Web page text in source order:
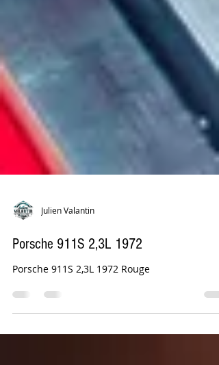
Julien Valantin
Porsche 911S 2,3L 1972
Porsche 911S 2,3L 1972 Rouge